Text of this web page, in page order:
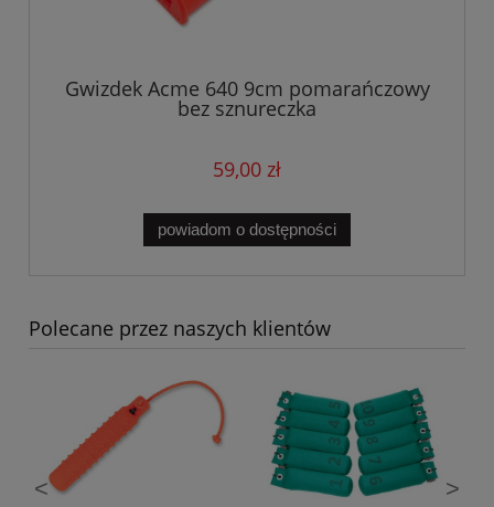
Gwizdek Acme 640 9cm pomarańczowy
bez sznureczka
59,00 zł
powiadom o dostępności
Polecane przez naszych klientów
< >